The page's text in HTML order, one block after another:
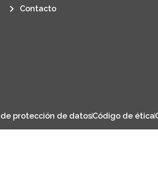
Contacto
protección de datosCódigo de ética